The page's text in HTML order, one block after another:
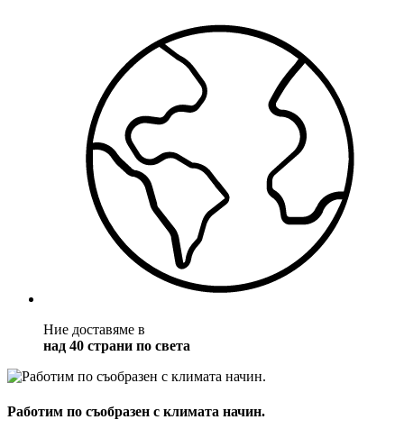
Ние доставяме в
над 40 страни по света
Работим по съобразен с климата начин.